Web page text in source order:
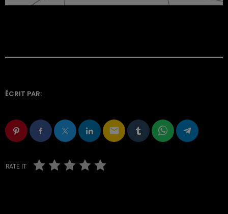
ÉCRIT PAR:
email
RATE IT